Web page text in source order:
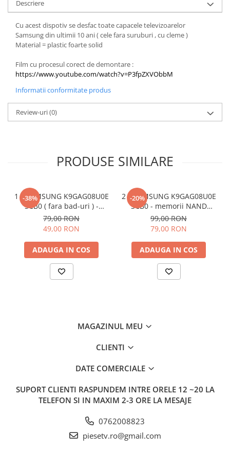
Descriere
Cu acest dispotiv se desfac toate capacele televizoarelor
Samsung din ultimii 10 ani ( cele fara suruburi , cu cleme )
Material = plastic foarte solid
Film cu procesul corect de demontare :
https://www.youtube.com/watch?v=P3fpZXVObbM
Informatii conformitate produs
Review-uri(0)
PRODUSE SIMILARE
-38%
1 x SAMSUNG K9GAG08U0E
SCB0 ( fara bad-uri ) -
memorie NAND programate
pentru Samsung seriile
uri
79,00 RON
49,00 RON
ADAUGA IN COS
-20%
2 x SAMSUNG K9GAG08U0E
SCB0 - memorii NAND
programate pentru
Samsung seriile D5500 si
maxim - selectie
99,00 RON
79,00 RON
ADAUGA IN COS
MAGAZINUL MEU
CLIENTI
DATE COMERCIALE
SUPORT CLIENTI RASPUNDEM INTRE ORELE 12 ~20 LA
TELEFON SI IN MAXIM 2-3 ORE LA MESAJE
0762008823
piesetv.ro@gmail.com